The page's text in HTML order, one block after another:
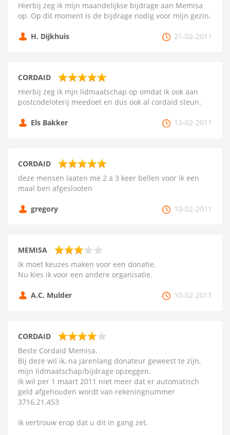
Hierbij zeg ik mijn maandelijkse bijdrage aan Memisa
op. Op dit moment is de bijdrage nodig voor mijn gezin.
H. Dijkhuis 21-02-2011
CORDAID
Hierbij zeg ik mjn lidmaatschap op omdat ik ook aan
postcodeloterij meedoet en dus ook al cordaid steun.
Els Bakker 13-02-2011
CORDAID
deze mensen laaten me 2 a 3 keer bellen voor ik een
maal ben afgeslooten
gregory 10-02-2011
MEMISA
Ik moet keuzes maken voor een donatie.
Nu kies ik voor een andere organisatie.
A.C. Mulder 10-02-2011
CORDAID
Beste Cordaid Memisa.
Bij deze wil ik, na jarenlang donateur geweest te zijn,
mijn lidmaatschap/bijdrage opzeggen.
Ik wil per 1 maart 2011 niet meer dat er automatisch
geld afgehouden wordt van rekeningnummer
3716.21.453
Ik vertrouw erop dat u dit in gang zet.